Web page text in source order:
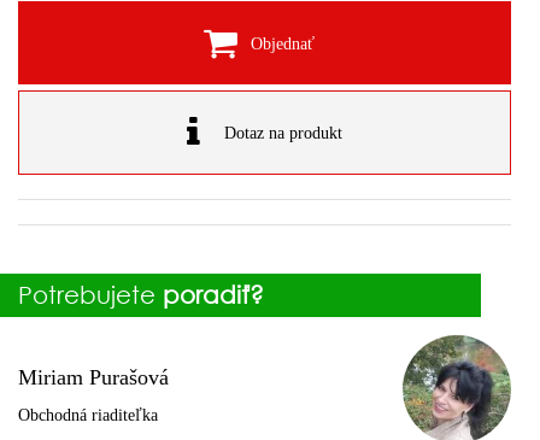
Objednať
Dotaz na produkt
Potrebujete poradiť?
Miriam Purašová
Obchodná riaditeľka